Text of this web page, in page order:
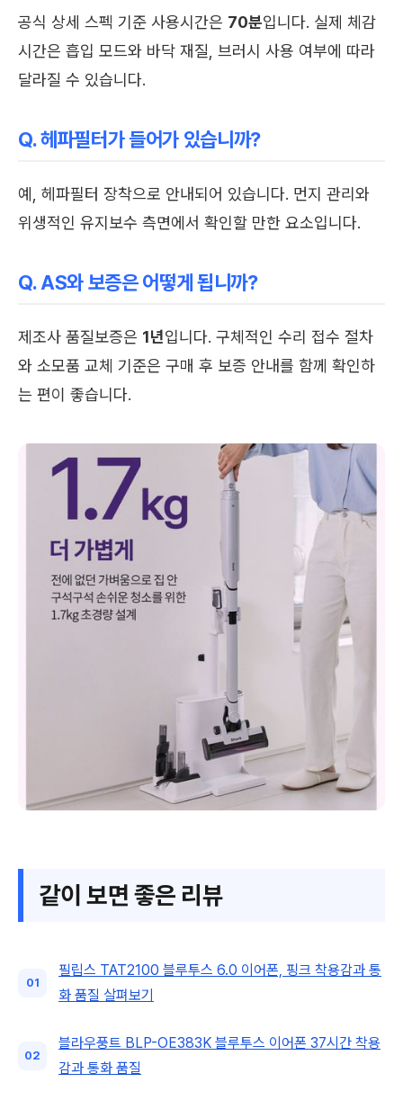
공식 상세 스펙 기준 사용시간은 70분입니다. 실제 체감
시간은 흡입 모드와 바닥 재질, 브러시 사용 여부에 따라
달라질 수 있습니다.
Q. 헤파필터가 들어가 있습니까?
예, 헤파필터 장착으로 안내되어 있습니다. 먼지 관리와
위생적인 유지보수 측면에서 확인할 만한 요소입니다.
Q. AS와 보증은 어떻게 됩니까?
제조사 품질보증은 1년입니다. 구체적인 수리 접수 절차
와 소모품 교체 기준은 구매 후 보증 안내를 함께 확인하
는 편이 좋습니다.
같이 보면 좋은 리뷰
필립스 TAT2100 블루투스 6.0 이어폰, 핑크 착용감과 통
화 품질 살펴보기
블라우풍트 BLP-OE383K 블루투스 이어폰 37시간 착용
감과 통화 품질